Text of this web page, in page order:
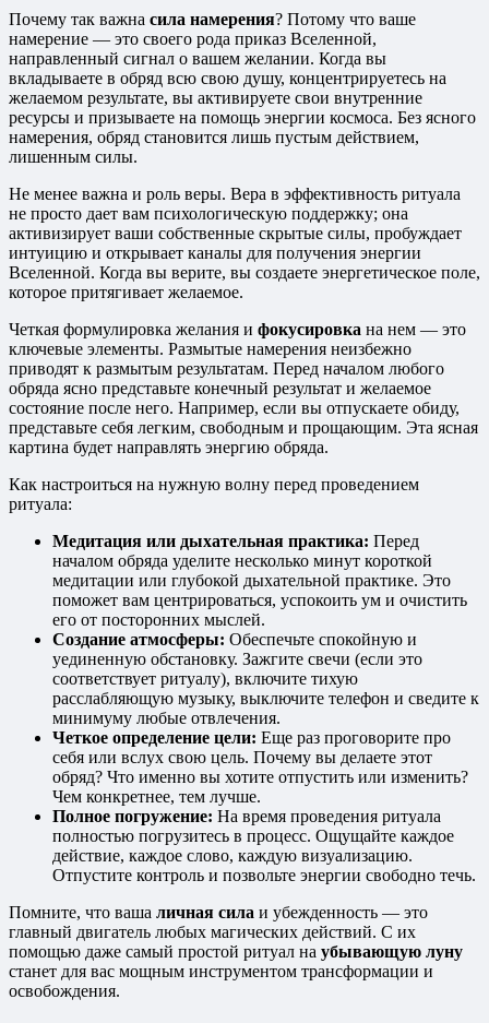
Почему так важна сила намерения? Потому что ваше
намерение — это своего рода приказ Вселенной,
направленный сигнал о вашем желании. Когда вы
вкладываете в обряд всю свою душу, концентрируетесь на
желаемом результате, вы активируете свои внутренние
ресурсы и призываете на помощь энергии космоса. Без ясного
намерения, обряд становится лишь пустым действием,
лишенным силы.
Не менее важна и роль веры. Вера в эффективность ритуала
не просто дает вам психологическую поддержку; она
активизирует ваши собственные скрытые силы, пробуждает
интуицию и открывает каналы для получения энергии
Вселенной. Когда вы верите, вы создаете энергетическое поле,
которое притягивает желаемое.
Четкая формулировка желания и фокусировка на нем — это
ключевые элементы. Размытые намерения неизбежно
приводят к размытым результатам. Перед началом любого
обряда ясно представьте конечный результат и желаемое
состояние после него. Например, если вы отпускаете обиду,
представьте себя легким, свободным и прощающим. Эта ясная
картина будет направлять энергию обряда.
Как настроиться на нужную волну перед проведением
ритуала:
Медитация или дыхательная практика: Перед
началом обряда уделите несколько минут короткой
медитации или глубокой дыхательной практике. Это
поможет вам центрироваться, успокоить ум и очистить
его от посторонних мыслей.
Создание атмосферы: Обеспечьте спокойную и
уединенную обстановку. Зажгите свечи (если это
соответствует ритуалу), включите тихую
расслабляющую музыку, выключите телефон и сведите к
минимуму любые отвлечения.
Четкое определение цели: Еще раз проговорите про
себя или вслух свою цель. Почему вы делаете этот
обряд? Что именно вы хотите отпустить или изменить?
Чем конкретнее, тем лучше.
Полное погружение: На время проведения ритуала
полностью погрузитесь в процесс. Ощущайте каждое
действие, каждое слово, каждую визуализацию.
Отпустите контроль и позвольте энергии свободно течь.
Помните, что ваша личная сила и убежденность — это
главный двигатель любых магических действий. С их
помощью даже самый простой ритуал на убывающую луну
станет для вас мощным инструментом трансформации и
освобождения.